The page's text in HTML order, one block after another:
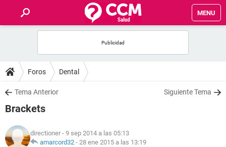
MENU
FOROS
SALUD
NUTRICIÓN
Foros Dental
Tema Anterior Siguiente Tema
Brackets
directioner - 9 sep 2014 a las 05:13
amarcord32 - 28 ene 2015 a las 13:19